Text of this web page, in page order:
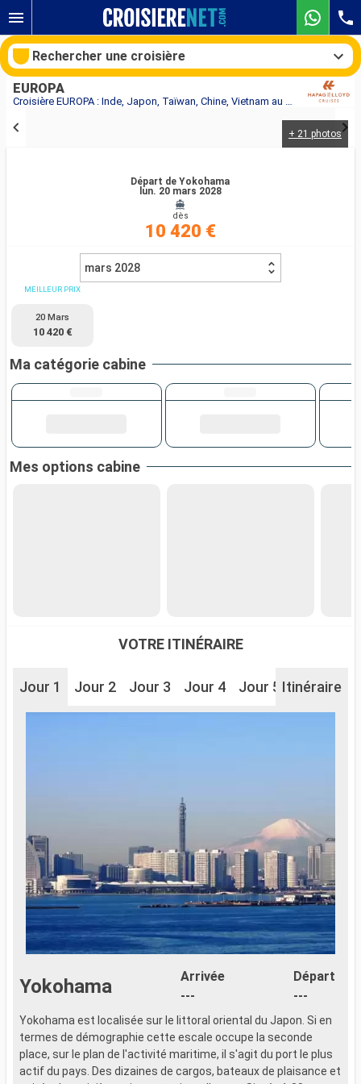
Croisière EUROPA : Inde, Japon, Taïwan, Chine, Vietnam au départ de Yokohama
EUROPA
+ 21 photos
Départ de Yokohama
lun. 20 mars 2028
dès
10 420 €
mars 2028
MEILLEUR PRIX
20 Mars
10 420 €
Ma catégorie cabine
Mes options cabine
VOTRE ITINÉRAIRE
Jour 1 Jour 2 Jour 3 Jour 4 Jour 5 Jour 6
Itinéraire
Yokohama
Arrivée
---
Départ
---
Yokohama est localisée sur le littoral oriental du Japon. Si en
termes de démographie cette escale occupe la seconde
place, sur le plan de l'activité maritime, il s'agit du port le plus
actif du pays. Des dizaines de cargos, bateaux de plaisance et
Rechercher une croisière
Rechercher